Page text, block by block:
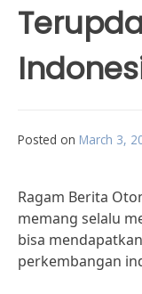
Posted on March 3,
Ragam Berita
memang selalu
bisa
perkembangan